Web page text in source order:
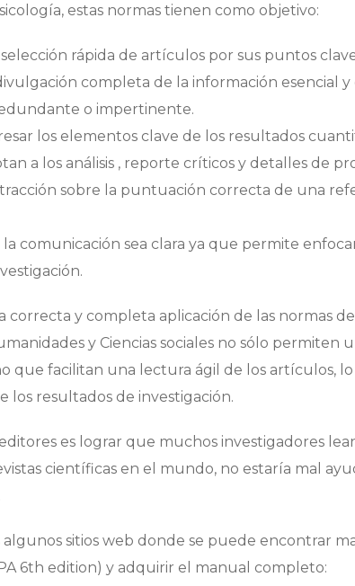
estas normas tienen como objetivo:
rápida de artículos por sus puntos
completa de la información esencial
o impertinente.
los elementos clave de los resultados
a los análisis , reporte críticos y detalles de
sobre la puntuación correcta de una
comunicación sea clara ya que permite
correcta y completa aplicación de las normas
y Ciencias sociales no sólo permiten
que facilitan una lectura ágil de los artículos,
los resultados de investigación.
es lograr que muchos investigadores
científicas en el mundo, no estaría mal
sitios web donde se puede encontrar
6th edition) y adquirir el manual completo: